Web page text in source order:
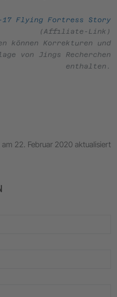
17 Flying Fortress Story
(Affiliate-Link)
können Korrekturen und
von Jings Recherchen
enthalten.
22. Februar 2020 aktualisiert